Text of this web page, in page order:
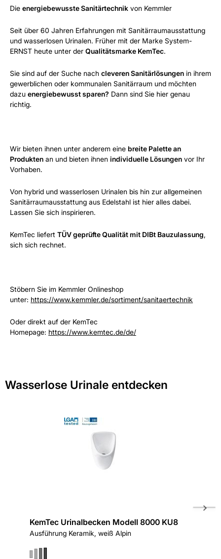
Die energiebewusste Sanitärtechnik von Kemmler
Seit über 60 Jahren Erfahrungen mit Sanitärraumausstattung
und wasserlosen Urinalen. Früher mit der Marke System-
ERNST heute unter der Qualitätsmarke KemTec.
Sie sind auf der Suche nach cleveren Sanitärlösungen in ihrem
gewerblichen oder kommunalen Sanitärraum und möchten
dazu energiebewusst sparen? Dann sind Sie hier genau
richtig.
Wir bieten ihnen unter anderem eine breite Palette an
Produkten an und bieten ihnen individuelle Lösungen vor Ihr
Vorhaben.
Von hybrid und wasserlosen Urinalen bis hin zur allgemeinen
Sanitärraumausstattung aus Edelstahl ist hier alles dabei.
Lassen Sie sich inspirieren.
KemTec liefert TÜV geprüfte Qualität mit DIBt Bauzulassung,
sich sich rechnet.
Stöbern Sie im Kemmler Onlineshop
unter: https://www.kemmler.de/sortiment/sanitaertechnik
Oder direkt auf der KemTec
Homepage: https://www.kemtec.de/de/
Wasserlose Urinale entdecken
KemTec Urinalbecken Modell 8000 KU8
Ausführung Keramik, weiß Alpin